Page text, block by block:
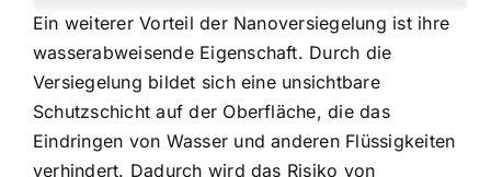
Ein weiterer Vorteil der Nanoversiegelung ist ihre
wasserabweisende Eigenschaft. Durch die
Versiegelung bildet sich eine unsichtbare
Schutzschicht auf der Oberfläche, die das
Eindringen von Wasser und anderen Flüssigkeiten
verhindert. Dadurch wird das Risiko von